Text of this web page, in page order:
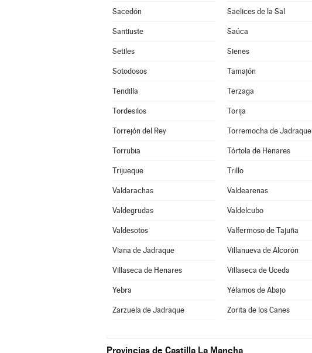
Sacedón Saelices de la Sal
Santiuste Saúca
Setiles Sienes
Sotodosos Tamajón
Tendilla Terzaga
Tordesilos Torija
Torrejón del Rey Torremocha de Jadraque
Torrubia Tórtola de Henares
Trijueque Trillo
Valdarachas Valdearenas
Valdegrudas Valdelcubo
Valdesotos Valfermoso de Tajuña
Viana de Jadraque Villanueva de Alcorón
Villaseca de Henares Villaseca de Uceda
Yebra Yélamos de Abajo
Zarzuela de Jadraque Zorita de los Canes
Provincias de Castilla La Mancha